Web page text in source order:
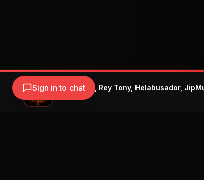
Ya Ice Dilan, Rey Tony, Helabusador,
Sign in to chat